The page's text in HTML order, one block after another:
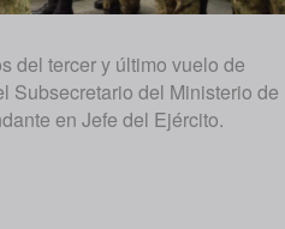
del tercer y último vuelo de
Subsecretario del Ministerio de
en Jefe del Ejército.